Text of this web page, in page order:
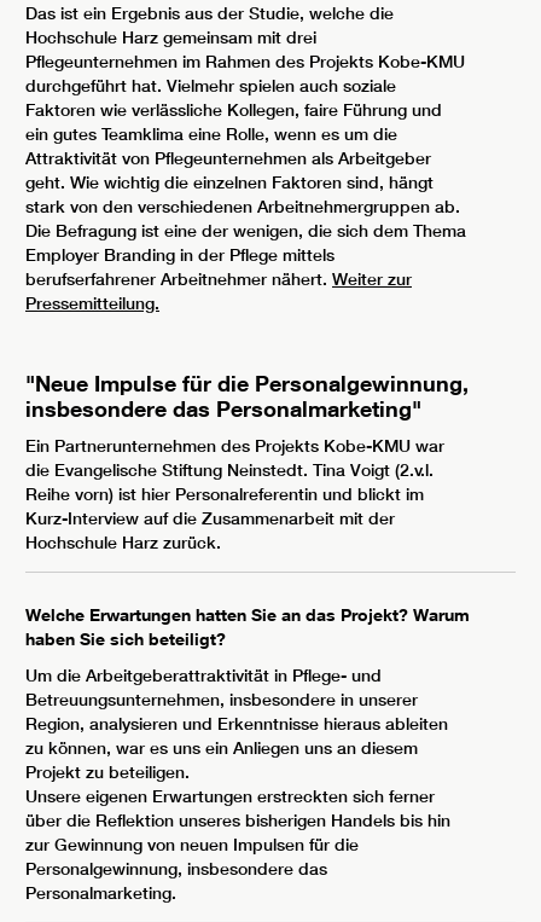
Das ist ein Ergebnis aus der Studie, welche die
Hochschule Harz gemeinsam mit drei
Pflegeunternehmen im Rahmen des Projekts Kobe-KMU
durchgeführt hat. Vielmehr spielen auch soziale
Faktoren wie verlässliche Kollegen, faire Führung und
ein gutes Teamklima eine Rolle, wenn es um die
Attraktivität von Pflegeunternehmen als Arbeitgeber
geht. Wie wichtig die einzelnen Faktoren sind, hängt
stark von den verschiedenen Arbeitnehmergruppen ab.
Die Befragung ist eine der wenigen, die sich dem Thema
Employer Branding in der Pflege mittels
berufserfahrener Arbeitnehmer nähert. Weiter zur
Pressemitteilung.
"Neue Impulse für die Personalgewinnung,
insbesondere das Personalmarketing"
Ein Partnerunternehmen des Projekts Kobe-KMU war
die Evangelische Stiftung Neinstedt. Tina Voigt (2.v.l.
Reihe vorn) ist hier Personalreferentin und blickt im
Kurz-Interview auf die Zusammenarbeit mit der
Hochschule Harz zurück.
Welche Erwartungen hatten Sie an das Projekt? Warum
haben Sie sich beteiligt?
Um die Arbeitgeberattraktivität in Pflege- und
Betreuungsunternehmen, insbesondere in unserer
Region, analysieren und Erkenntnisse hieraus ableiten
zu können, war es uns ein Anliegen uns an diesem
Projekt zu beteiligen.
Unsere eigenen Erwartungen erstreckten sich ferner
über die Reflektion unseres bisherigen Handels bis hin
zur Gewinnung von neuen Impulsen für die
Personalgewinnung, insbesondere das
Personalmarketing.